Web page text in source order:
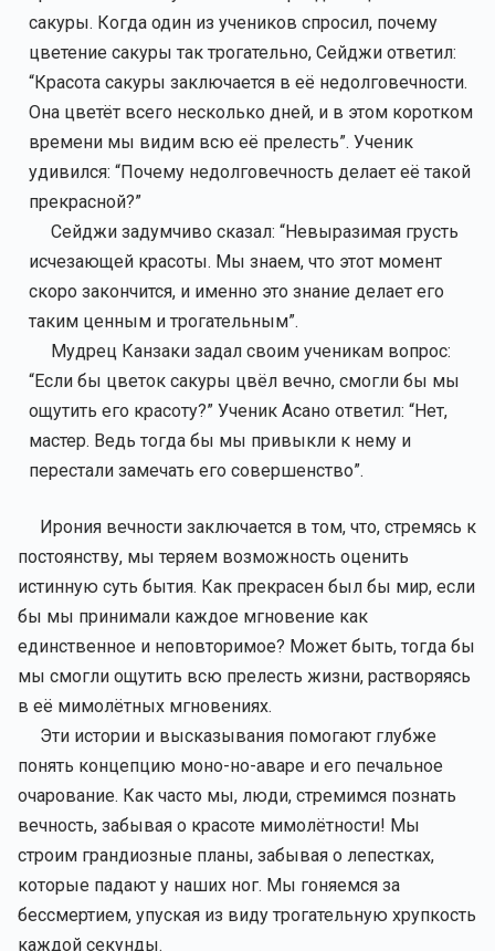
сакуры. Когда один из учеников спросил, почему
цветение сакуры так трогательно, Сейджи ответил:
“Красота сакуры заключается в её недолговечности.
Она цветёт всего несколько дней, и в этом коротком
времени мы видим всю её прелесть”. Ученик
удивился: “Почему недолговечность делает её такой
прекрасной?”
Сейджи задумчиво сказал: “Невыразимая грусть
исчезающей красоты. Мы знаем, что этот момент
скоро закончится, и именно это знание делает его
таким ценным и трогательным”.
Мудрец Канзаки задал своим ученикам вопрос:
“Если бы цветок сакуры цвёл вечно, смогли бы мы
ощутить его красоту?” Ученик Асано ответил: “Нет,
мастер. Ведь тогда бы мы привыкли к нему и
перестали замечать его совершенство”.
Ирония вечности заключается в том, что, стремясь к
постоянству, мы теряем возможность оценить
истинную суть бытия. Как прекрасен был бы мир, если
бы мы принимали каждое мгновение как
единственное и неповторимое? Может быть, тогда бы
мы смогли ощутить всю прелесть жизни, растворяясь
в её мимолётных мгновениях.
Эти истории и высказывания помогают глубже
понять концепцию моно-но-аваре и его печальное
очарование. Как часто мы, люди, стремимся познать
вечность, забывая о красоте мимолётности! Мы
строим грандиозные планы, забывая о лепестках,
которые падают у наших ног. Мы гоняемся за
бессмертием, упуская из виду трогательную хрупкость
каждой секунды.